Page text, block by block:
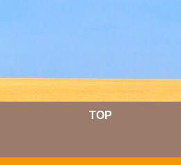
TOP